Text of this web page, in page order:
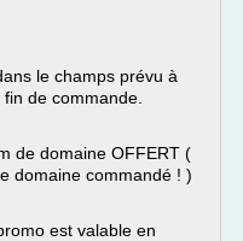
le champs prévu à
de commande.
de domaine OFFERT (
domaine commandé ! )
est valable en